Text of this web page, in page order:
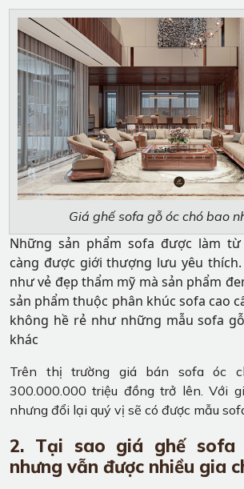
Giá ghế sofa gỗ óc chó bao
Những sản phẩm sofa được làm
càng được giới thượng lưu yêu
như vẻ đẹp thẩm mỹ mà sản phẩm
sản phẩm thuộc phân khúc sofa cao
không hề rẻ như những mẫu sofa
khác
Trên thị trường giá bán sofa óc
300.000.000 triệu đồng trở lên. Với
nhưng đổi lại quý vị sẽ có được mẫu
2. Tại sao giá ghế
nhưng vẫn được nhiều gia